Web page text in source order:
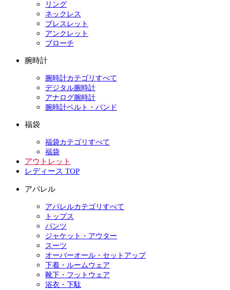
リング
ネックレス
ブレスレット
アンクレット
ブローチ
腕時計
腕時計カテゴリすべて
デジタル腕時計
アナログ腕時計
腕時計ベルト・バンド
福袋
福袋カテゴリすべて
福袋
アウトレット
レディース TOP
アパレル
アパレルカテゴリすべて
トップス
パンツ
ジャケット・アウター
スーツ
オーバーオール・セットアップ
下着・ルームウェア
靴下・フットウェア
浴衣・下駄